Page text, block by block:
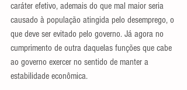
caráter efetivo, ademais do que mal maior seria
causado à população atingida pelo desemprego, o
que deve ser evitado pelo governo. Já agora no
cumprimento de outra daquelas funções que cabe
ao governo exercer no sentido de manter a
estabilidade econômica.